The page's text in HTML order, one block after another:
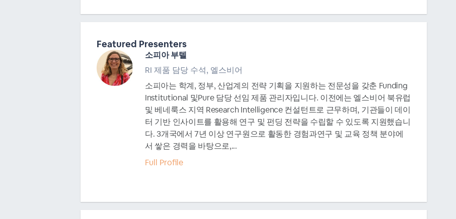
Featured Presenters
소피아 부텔
RI 제품 담당 수석, 엘스비어
소피아는 학계, 정부, 산업계의 전략 기획을 지원하는 전문성을 갖춘 Funding
Institutional 및Pure 담당 선임 제품 관리자입니다. 이전에는 엘스비어 북유럽
및 베네룩스 지역 Research Intelligence 컨설턴트로 근무하며, 기관들이 데이
터 기반 인사이트를 활용해 연구 및 펀딩 전략을 수립할 수 있도록 지원했습니
다. 3개국에서 7년 이상 연구원으로 활동한 경험과연구 및 교육 정책 분야에
서 쌓은 경력을 바탕으로,...
Full Profile